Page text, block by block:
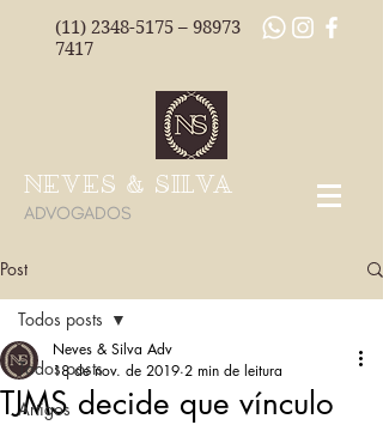
(11) 2348-5175 – 98973
7417
NEVES & SILVA
ADVOGADOS
Post
Todos posts
Artigos
Todos posts
TJMS decide que vínculo
Neves & Silva Adv
18 de nov. de 2019 2 min de leitura